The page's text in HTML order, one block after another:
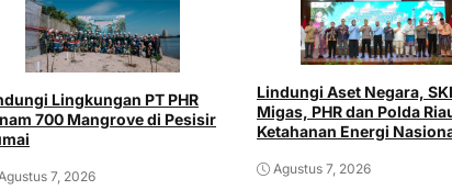
Lingkungan PT PHR
700 Mangrove di Pesisir
7, 2026
Lindungi Aset Negara,
Migas, PHR dan Polda
Ketahanan Energi
Agustus 7, 2026